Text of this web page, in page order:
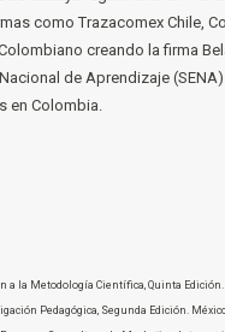
como Trazacomex Chile,
creando la firma
de Aprendizaje
en Colombia.
la Metodología Científica, Quinta
Pedagógica, Segunda Edición.